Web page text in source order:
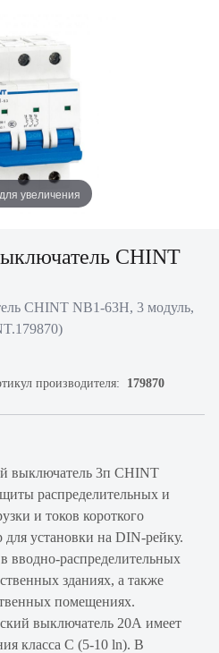
увеличения
CHINT
CHINT NB1-63H, 3 модуль,
производителя: 179870
выключатель 3п CHINT
распределительных и
и токов короткого
установки на DIN-рейку.
вводно-распределительных
зданиях, а также
помещениях.
выключатель 20А имеет
класса С (5-10 ln). В